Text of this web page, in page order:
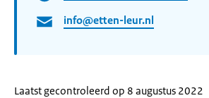
info@etten-leur.nl
Laatst gecontroleerd op 8 augustus 2022